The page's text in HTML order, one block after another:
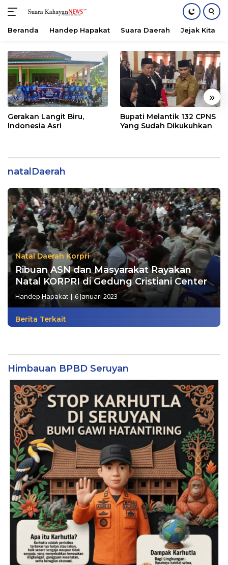
konten
Beranda Handep Hapakat Suara Daerah Jejak Kita
« »
Gerakan Langit Biru,
Indonesia Asri
Bupati Melantik 132 CPNS
Yang Sudah Dikukuhkan
natalDaerah
Natal Daerah Korpri
Ribuan ASN dan Masyarakat Rayakan
Natal KORPRI di Gedung Cristiani Center
Handep Hapakat | 6 Januari 2023
Berita Terkait
Himbauan BPBD Seruyan